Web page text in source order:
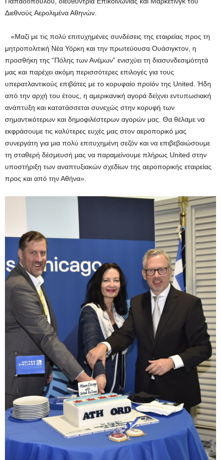
Διεθνούς Αερολιμένα Αθηνών.
«Μαζί με τις πολύ επιτυχημένες συνδέσεις της εταιρείας προς τη
μητροπολιτική Νέα Υόρκη και την πρωτεύουσα Ουάσιγκτον, η
προσθήκη της “Πόλης των Ανέμων” ενισχύει τη διασυνδεσιμότητά
μας και παρέχει ακόμη περισσότερες επιλογές για τους
υπερατλαντικούς επιβάτες με το κορυφαίο προϊόν της United. Ήδη
από την αρχή του έτους, η αμερικανική αγορά δείχνει εντυπωσιακή
ανάπτυξη και κατατάσσεται συνεχώς στην κορυφή των
σημαντικότερων και δημοφιλέστερων αγορών μας. Θα θέλαμε να
εκφράσουμε τις καλύτερες ευχές μας στον αεροπορικό μας
συνεργάτη για μια πολύ επιτυχημένη σεζόν και να επιβεβαιώσουμε
τη σταθερή δέσμευσή μας να παραμείνουμε πλήρως United στην
υποστήριξη των αναπτυξιακών σχεδίων της αεροπορικής εταιρείας
προς και από την Αθήνα».